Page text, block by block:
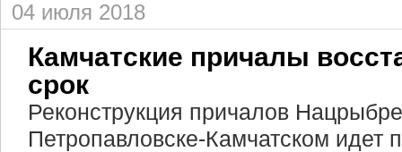
04 июля 2018
Камчатские причалы
срок
Реконструкция причалов
Петропавловске-Камчатском идет